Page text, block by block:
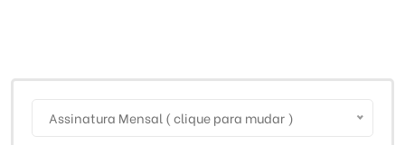
Assinatura Mensal ( clique para mudar )